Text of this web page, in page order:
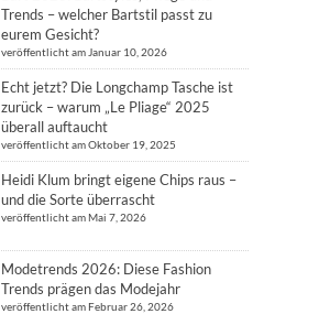
Trends – welcher Bartstil passt zu
eurem Gesicht?
veröffentlicht am Januar 10, 2026
Echt jetzt? Die Longchamp Tasche ist
zurück – warum „Le Pliage“ 2025
überall auftaucht
veröffentlicht am Oktober 19, 2025
Heidi Klum bringt eigene Chips raus –
und die Sorte überrascht
veröffentlicht am Mai 7, 2026
Modetrends 2026: Diese Fashion
Trends prägen das Modejahr
veröffentlicht am Februar 26, 2026